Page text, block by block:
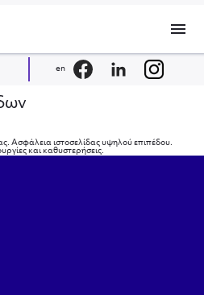
menu
en
Ασφάλεια ιστοσελίδας υψηλού επιπέδου.
και καθυστερήσεις.